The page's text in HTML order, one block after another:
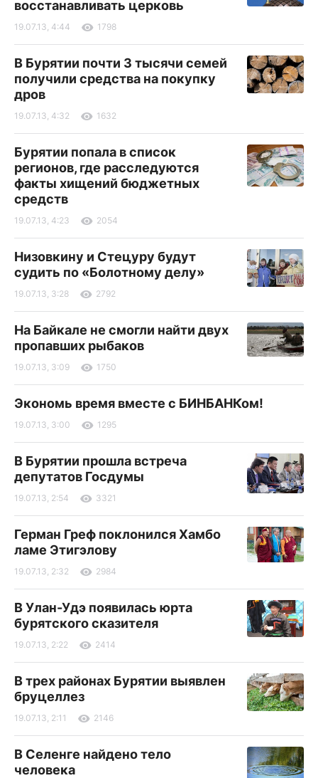
восстанавливать церковь
19.07.13, 4:44 1798
В Бурятии почти 3 тысячи семей
получили средства на покупку
дров
19.07.13, 4:32 1632
Бурятии попала в список
регионов, где расследуются
факты хищений бюджетных
средств
19.07.13, 4:23 2054
Низовкину и Стецуру будут
судить по «Болотному делу»
19.07.13, 3:28 2792
На Байкале не смогли найти двух
пропавших рыбаков
19.07.13, 3:09 1750
Экономь время вместе с БИНБАНКом!
19.07.13, 3:00 1295
В Бурятии прошла встреча
депутатов Госдумы
19.07.13, 2:54 3321
Герман Греф поклонился Хамбо
ламе Этигэлову
19.07.13, 2:32 2984
В Улан-Удэ появилась юрта
бурятского сказителя
19.07.13, 2:22 2414
В трех районах Бурятии выявлен
бруцеллез
19.07.13, 2:11 2146
В Селенге найдено тело
человека